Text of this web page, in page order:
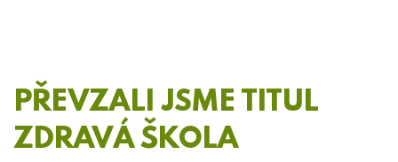
PŘEVZALI JSME TITUL
ZDRAVÁ ŠKOLA